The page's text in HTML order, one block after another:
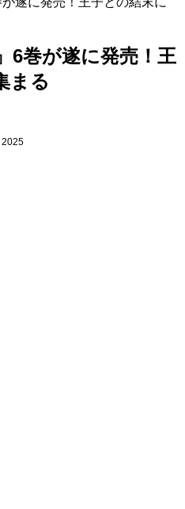
6巻が遂に発売！王
まる
2025